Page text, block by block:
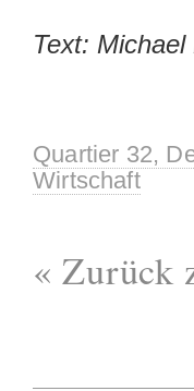
Text:
Quartier 32,
Wirtschaft
« Zurück